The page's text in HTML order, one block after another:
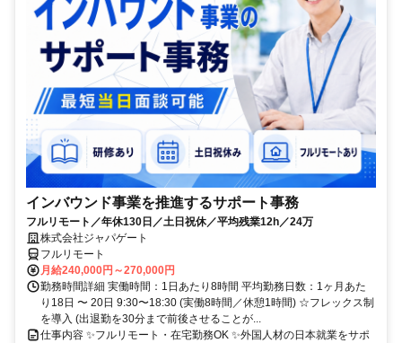
インバウンド事業を推進するサポート事務
フルリモート／年休130日／土日祝休／平均残業12h／24万
株式会社ジャパゲート
フルリモート
月給240,000円～270,000円
勤務時間詳細 実働時間：1日あたり8時間 平均勤務日数：1ヶ月あた
り18日 〜 20日 9:30〜18:30 (実働8時間／休憩1時間) ☆フレックス制
を導入 (出退勤を30分まで前後させることが...
仕事内容 ✨フルリモート・在宅勤務OK ✨外国人材の日本就業をサポ